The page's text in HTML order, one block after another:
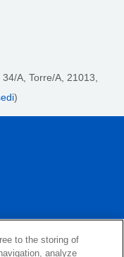
A, Torre/A, 21013,
)
to the storing of
analyze